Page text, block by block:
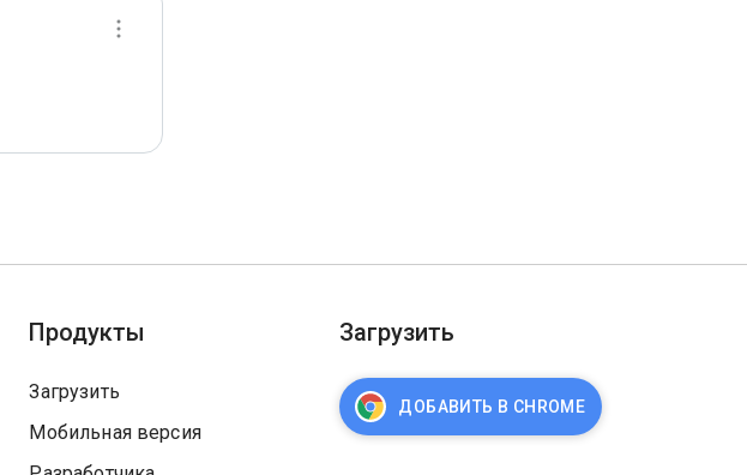
Продукты
Загрузить
Мобильная версия
Загрузить
ДОБАВИТЬ В CHROME